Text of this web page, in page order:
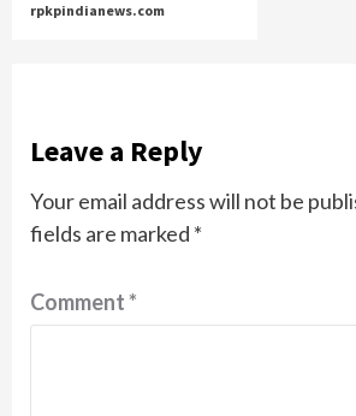
rpkpindianews.com
Leave a Reply
Your email address will not be
fields are marked *
Comment*